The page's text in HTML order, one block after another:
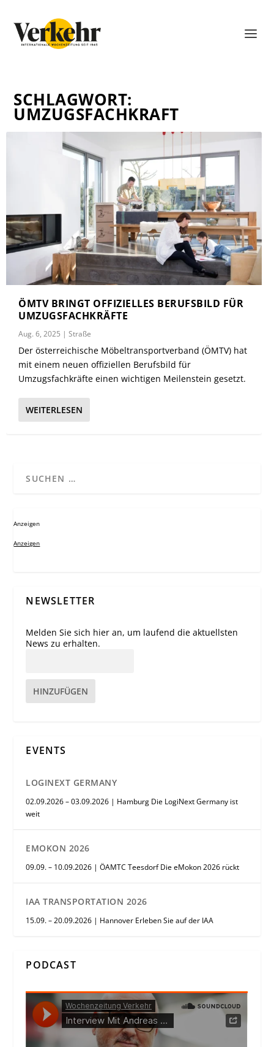
SCHLAGWORT:
UMZUGSFACHKRAFT
ÖMTV BRINGT OFFIZIELLES BERUFSBILD FÜR
UMZUGSFACHKRÄFTE
Aug. 6, 2025 |Straße
Der österreichische Möbeltransportverband (ÖMTV) hat
mit einem neuen offiziellen Berufsbild für
Umzugsfachkräfte einen wichtigen Meilenstein gesetzt.
WEITERLESEN
Anzeigen
Anzeigen
NEWSLETTER
Melden Sie sich hier an, um laufend die aktuellsten
News zu erhalten.
HINZUFÜGEN
EVENTS
LOGINEXT GERMANY
02.09.2026 – 03.09.2026 | Hamburg Die LogiNext Germany ist
weit
EMOKON 2026
09.09. – 10.09.2026 | ÖAMTC Teesdorf Die eMokon 2026 rückt
IAA TRANSPORTATION 2026
15.09. – 20.09.2026 | Hannover Erleben Sie auf der IAA
PODCAST